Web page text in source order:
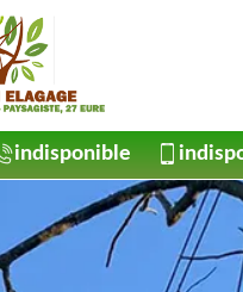
indisponible